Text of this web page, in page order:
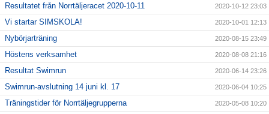
Resultatet från Norrtäljeracet 2020-10-11 2020-10-12 23:03
Vi startar SIMSKOLA! 2020-10-01 12:13
Nybörjarträning 2020-08-15 23:49
Höstens verksamhet 2020-08-08 21:16
Resultat Swimrun 2020-06-14 23:26
Swimrun-avslutning 14 juni kl. 17 2020-06-04 10:25
Träningstider för Norrtäljegrupperna 2020-05-08 10:20